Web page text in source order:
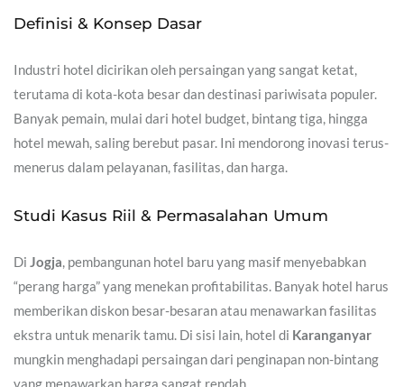
Definisi & Konsep Dasar
Industri hotel dicirikan oleh persaingan yang sangat ketat,
terutama di kota-kota besar dan destinasi pariwisata populer.
Banyak pemain, mulai dari hotel budget, bintang tiga, hingga
hotel mewah, saling berebut pasar. Ini mendorong inovasi terus-
menerus dalam pelayanan, fasilitas, dan harga.
Studi Kasus Riil & Permasalahan Umum
Di Jogja, pembangunan hotel baru yang masif menyebabkan
“perang harga” yang menekan profitabilitas. Banyak hotel harus
memberikan diskon besar-besaran atau menawarkan fasilitas
ekstra untuk menarik tamu. Di sisi lain, hotel di Karanganyar
mungkin menghadapi persaingan dari penginapan non-bintang
yang menawarkan harga sangat rendah.